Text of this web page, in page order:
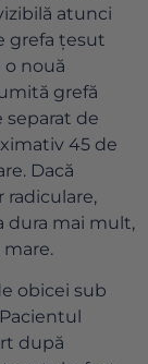
atunci
grefa țesut
nouă
grefă
separat de
45 de
Dacă
radiculare,
dura mai mult,
mare.
obicei sub
după